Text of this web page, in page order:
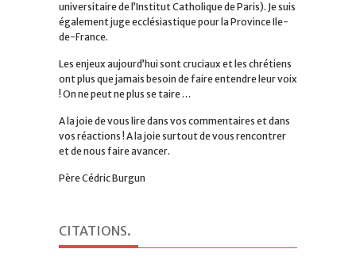
universitaire de l’Institut Catholique de Paris). Je suis
également juge ecclésiastique pour la Province Ile-
de-France.
Les enjeux aujourd’hui sont cruciaux et les chrétiens
ont plus que jamais besoin de faire entendre leur voix
! On ne peut ne plus se taire …
A la joie de vous lire dans vos commentaires et dans
vos réactions ! A la joie surtout de vous rencontrer
et de nous faire avancer.
Père Cédric Burgun
CITATIONS.